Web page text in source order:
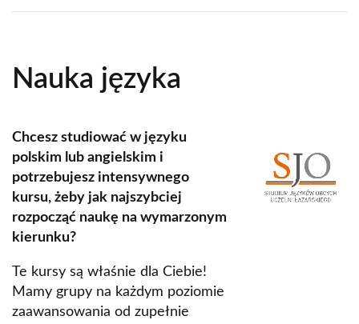
Nauka języka
Chcesz studiować w języku
polskim lub angielskim i
potrzebujesz intensywnego
kursu, żeby jak najszybciej
rozpocząć naukę na wymarzonym
kierunku?
Te kursy są właśnie dla Ciebie!
Mamy grupy na każdym poziomie
zaawansowania od zupełnie